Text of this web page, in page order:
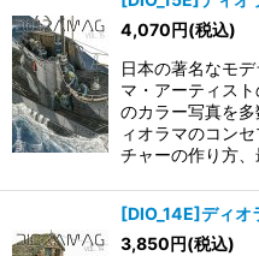
4,070円(税込)
日本の著名なモ
マ・アーティス
のカラー写真を
ィオラマのコン
チャーの作り方
[DIO_14E]ディオ
3,850円(税込)